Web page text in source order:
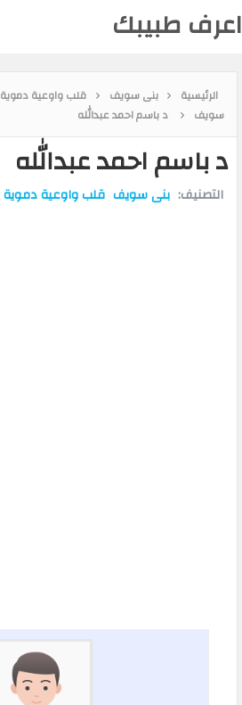
اعرف طبيبك
الرئيسية بنى سويف قلب واوعية دموية
سويف
د باسم احمد عبدالله
د باسم احمد عبدالله
التصنيف: بنى سويف قلب واوعية دموية